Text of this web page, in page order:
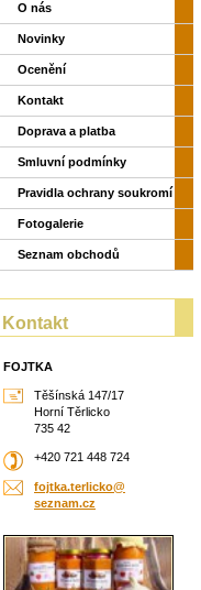
O nás
Novinky
Ocenění
Kontakt
Doprava a platba
Smluvní podmínky
Pravidla ochrany soukromí
Fotogalerie
Seznam obchodů
Kontakt
FOJTKA
Těšínská 147/17
Horní Těrlicko
735 42
+420 721 448 724
fojtka.terlicko@
seznam.cz